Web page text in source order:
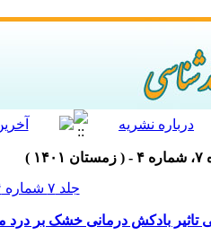
)
جلد ۷ شماره ۴ صفحات ۲۰-۱۲
تاثیر بادکش درمانی خشک بر درد